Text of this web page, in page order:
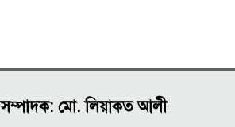
সম্পাদক: মো. লিয়াকত আলী